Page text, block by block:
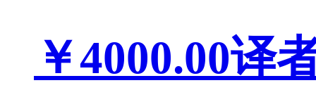
￥4000.00译